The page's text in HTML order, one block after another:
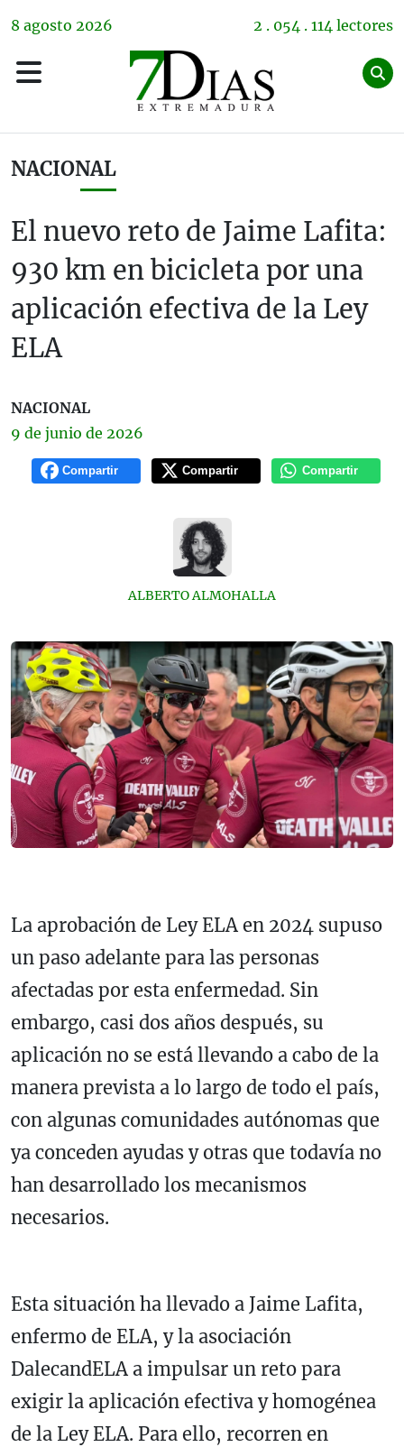
8 agosto 2026 2 . 054 . 114 lectores
NACIONAL
El nuevo reto de Jaime Lafita:
930 km en bicicleta por una
aplicación efectiva de la Ley
ELA
NACIONAL
9 de junio de 2026
Compartir Compartir Compartir
ALBERTO ALMOHALLA
La aprobación de Ley ELA en 2024 supuso
un paso adelante para las personas
afectadas por esta enfermedad. Sin
embargo, casi dos años después, su
aplicación no se está llevando a cabo de la
manera prevista a lo largo de todo el país,
con algunas comunidades autónomas que
ya conceden ayudas y otras que todavía no
han desarrollado los mecanismos
necesarios.
Esta situación ha llevado a Jaime Lafita,
enfermo de ELA, y la asociación
DalecandELA a impulsar un reto para
exigir la aplicación efectiva y homogénea
de la Ley ELA. Para ello, recorren en